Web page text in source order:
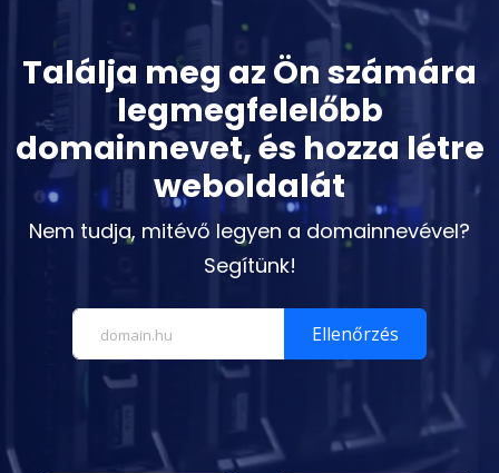
Találja meg az Ön számára
legmegfelelőbb
domainnevet, és hozza létre
weboldalát
Nem tudja, mitévő legyen a domainnevével?
Segítünk!
Ellenőrzés